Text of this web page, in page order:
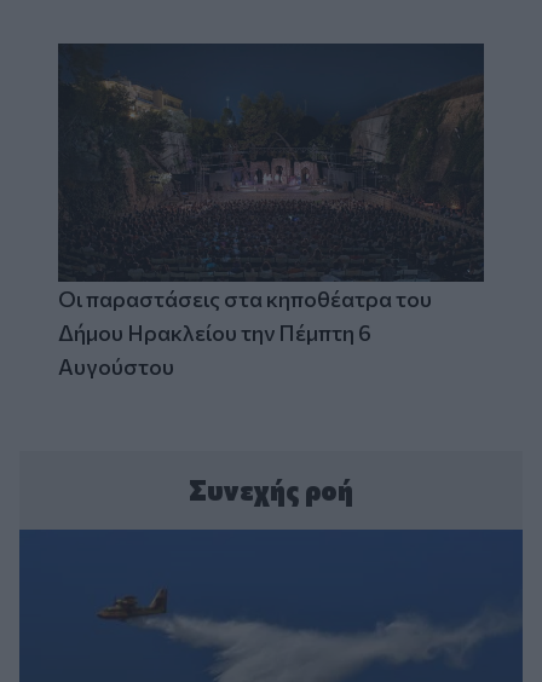
Οι παραστάσεις στα κηποθέατρα του
Δήμου Ηρακλείου την Πέμπτη 6
Αυγούστου
Συνεχής ροή